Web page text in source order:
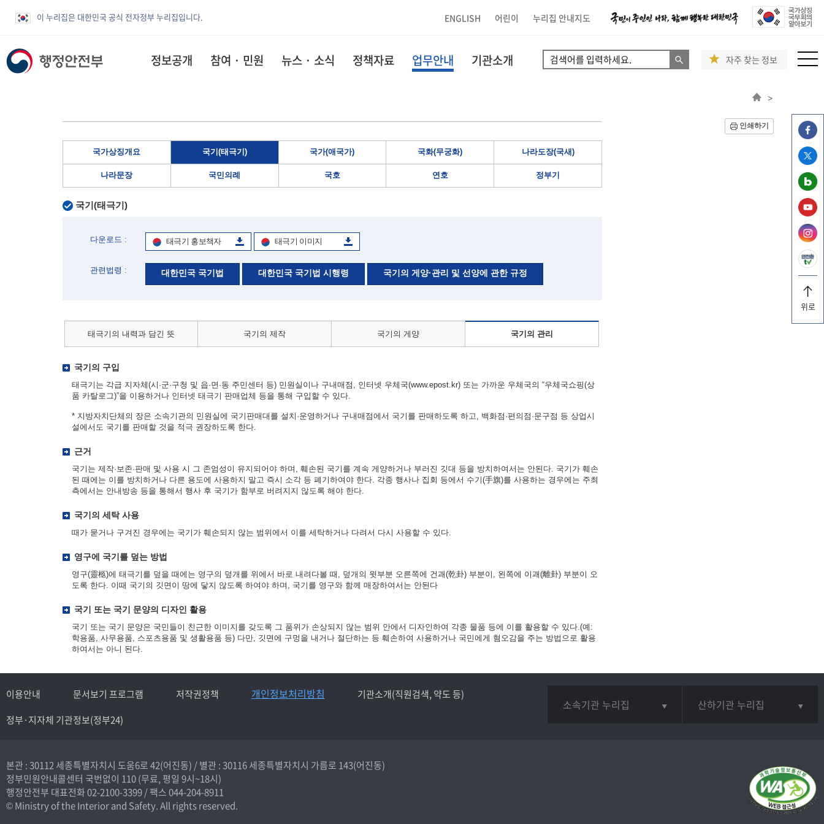
이 누리집은 대한민국 공식 전자정부 누리집입니다. ENGLISH 어린이 누리집 안내지도
위로
정보공개 참여 · 민원 뉴스 · 소식 정책자료 업무안내 기관소개 자주 찾는 정보
>
인쇄하기
국가상징개요 국기(태극기) 국가(애국가) 국화(무궁화) 나라도장(국새)
나라문장 국민의례 국호 연호 정부기
국기(태극기)
다운로드 : 태극기 홍보책자 태극기 이미지
관련법령 : 대한민국 국기법 대한민국 국기법 시행령 국기의 게양·관리 및 선양에 관한 규정
태극기의 내력과 담긴 뜻 국기의 제작 국기의 게양 국기의 관리
국기의 구입
태극기는 각급 지자체(시·군·구청 및 읍·면·동 주민센터 등) 민원실이나 구내매점, 인터넷 우체국(www.epost.kr) 또는 가까운 우체국의 “우체국쇼핑(상
품 카탈로그)”을 이용하거나 인터넷 태극기 판매업체 등을 통해 구입할 수 있다.
* 지방자치단체의 장은 소속기관의 민원실에 국기판매대를 설치·운영하거나 구내매점에서 국기를 판매하도록 하고, 백화점·편의점·문구점 등 상업시
설에서도 국기를 판매할 것을 적극 권장하도록 한다.
근거
국기는 제작·보존·판매 및 사용 시 그 존엄성이 유지되어야 하며, 훼손된 국기를 계속 게양하거나 부러진 깃대 등을 방치하여서는 안된다. 국기가 훼손
된 때에는 이를 방치하거나 다른 용도에 사용하지 말고 즉시 소각 등 폐기하여야 한다. 각종 행사나 집회 등에서 수기(手旗)를 사용하는 경우에는 주최
측에서는 안내방송 등을 통해서 행사 후 국기가 함부로 버려지지 않도록 해야 한다.
국기의 세탁 사용
때가 묻거나 구겨진 경우에는 국기가 훼손되지 않는 범위에서 이를 세탁하거나 다려서 다시 사용할 수 있다.
영구에 국기를 덮는 방법
영구(靈柩)에 태극기를 덮을 때에는 영구의 덮개를 위에서 바로 내려다볼 때, 덮개의 윗부분 오른쪽에 건괘(乾卦) 부분이, 왼쪽에 이괘(離卦) 부분이 오
도록 한다. 이때 국기의 깃면이 땅에 닿지 않도록 하여야 하며, 국기를 영구와 함께 매장하여서는 안된다
국기 또는 국기 문양의 디자인 활용
국기 또는 국기 문양은 국민들이 친근한 이미지를 갖도록 그 품위가 손상되지 않는 범위 안에서 디자인하여 각종 물품 등에 이를 활용할 수 있다.(예:
학용품, 사무용품, 스포츠용품 및 생활용품 등) 다만, 깃면에 구멍을 내거나 절단하는 등 훼손하여 사용하거나 국민에게 혐오감을 주는 방법으로 활용
하여서는 아니 된다.
이용안내 문서보기 프로그램 저작권정책 개인정보처리방침
기관소개(직원검색, 약도 등)
정부·지자체 기관정보(정부24)
소속기관 누리집 산하기관 누리집
본관 : 30112 세종특별자치시 도움6로 42(어진동) /별관 : 30116 세종특별자치시 가름로 143(어진동)
정부민원안내콜센터 국번없이 110(무료, 평일 9시~18시)
행정안전부 대표전화02-2100-3399/ 팩스 044-204-8911
© Ministry of the Interior and Safety. All rights reserved.